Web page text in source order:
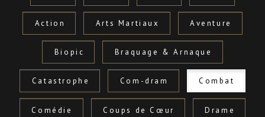
Action Arts Martiaux Aventure
Biopic Braquage & Arnaque
Catastrophe Com-dram Combat
Comédie Coups de Cœur Drame